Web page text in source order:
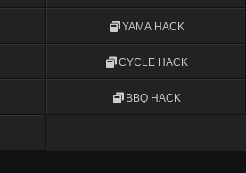
YAMA HACK
CYCLE HACK
BBQ HACK